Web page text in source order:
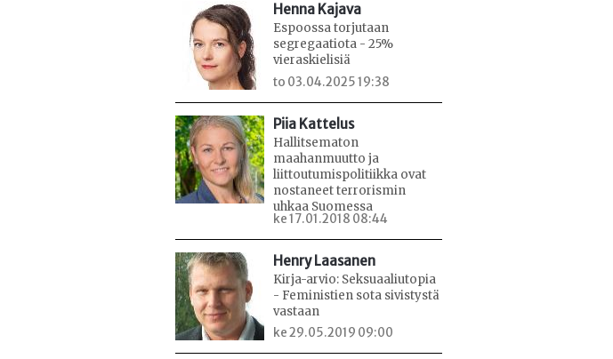
Henna Kajava
Espoossa torjutaan
segregaatiota - 25%
vieraskielisiä
to 03.04.2025 19:38
Piia Kattelus
Hallitsematon
maahanmuutto ja
liittoutumispolitiikka ovat
nostaneet terrorismin
uhkaa Suomessa
ke 17.01.2018 08:44
Henry Laasanen
Kirja-arvio: Seksuaaliutopia
- Feministien sota sivistystä
vastaan
ke 29.05.2019 09:00